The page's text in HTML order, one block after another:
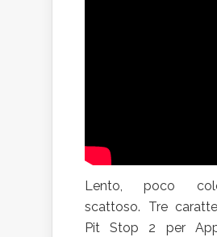
Lento, poco
scattoso. Tre
Pit Stop 2 per